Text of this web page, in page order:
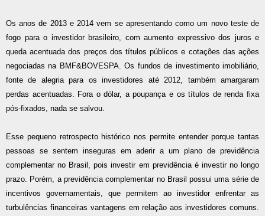
Os anos de 2013 e 2014 vem se apresentando como um novo teste de
fogo para o investidor brasileiro, com aumento expressivo dos juros e
queda acentuada dos preços dos títulos públicos e cotações das ações
negociadas na BMF&BOVESPA. Os fundos de investimento imobiliário,
fonte de alegria para os investidores até 2012, também amargaram
perdas acentuadas. Fora o dólar, a poupança e os títulos de renda fixa
pós-fixados, nada se salvou.
Esse pequeno retrospecto histórico nos permite entender porque tantas
pessoas se sentem inseguras em aderir a um plano de previdência
complementar no Brasil, pois investir em previdência é investir no longo
prazo. Porém, a previdência complementar no Brasil possui uma série de
incentivos governamentais, que permitem ao investidor enfrentar as
turbulências financeiras vantagens em relação aos investidores comuns.